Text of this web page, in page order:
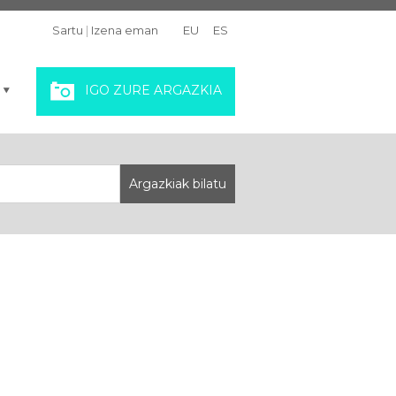
Sartu | Izena eman EU ES
IGO ZURE ARGAZKIA